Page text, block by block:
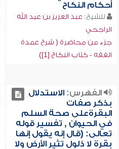
أحكام النكاح
للشيخ: عبد العزيز بن عبد الله
الراجحي
جزء من محاضرة ( شرح عمدة
الفقه - كتاب النكاح [1])
الفهرس:الاستدلال
بذكر صفات
البقرةعلى صحة السلم
في الحيوان , تفسير قوله
تعالى: (قال إنه يقول إنها
بقرة لا ذلول تثير الأرض ولا